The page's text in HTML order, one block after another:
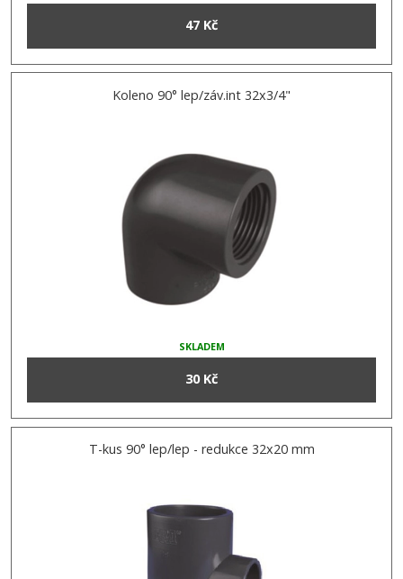
47 Kč
Koleno 90° lep/záv.int 32x3/4"
SKLADEM
30 Kč
T-kus 90° lep/lep - redukce 32x20 mm